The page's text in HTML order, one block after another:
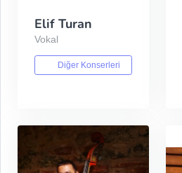
Elif Turan
Vokal
Diğer Konserleri